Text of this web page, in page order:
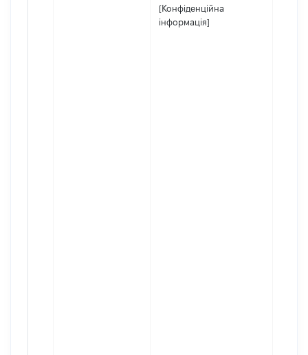
[Конфіденційна
інформація]